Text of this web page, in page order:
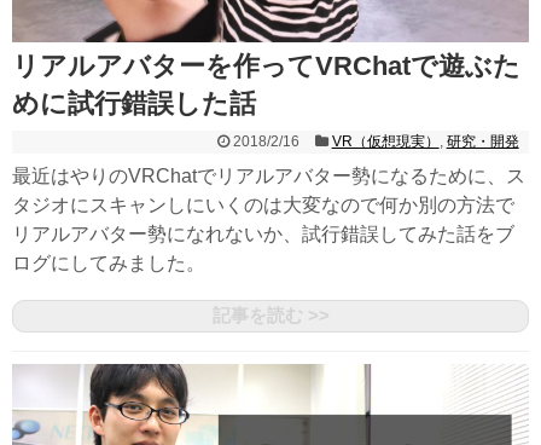
リアルアバターを作ってVRChatで遊ぶた
めに試行錯誤した話
2018/2/16 VR（仮想現実） , 研究・開発
最近はやりのVRChatでリアルアバター勢になるために、ス
タジオにスキャンしにいくのは大変なので何か別の方法で
リアルアバター勢になれないか、試行錯誤してみた話をブ
ログにしてみました。
記事を読む >>